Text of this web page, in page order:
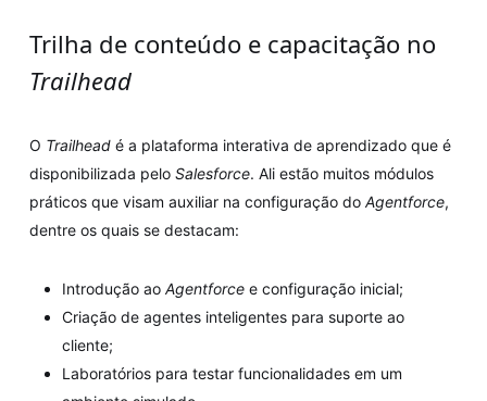
Trilha de conteúdo e capacitação no
Trailhead
O Trailheadé a plataforma interativa de aprendizado que é
disponibilizada pelo Salesforce. Ali estão muitos módulos
práticos que visam auxiliar na configuração do Agentforce,
dentre os quais se destacam:
Introdução ao Agentforcee configuração inicial;
Criação de agentes inteligentes para suporte ao
cliente;
Laboratórios para testar funcionalidades em um